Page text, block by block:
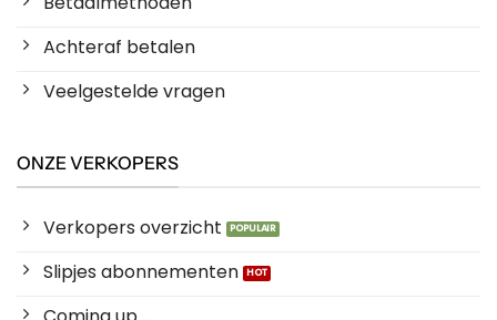
Achteraf betalen
Veelgestelde vragen
ONZE VERKOPERS
Verkopers overzicht
Slipjes abonnementen